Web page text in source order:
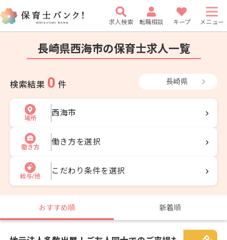
求人検索 転職相談 キープ メニュー
長崎県西海市の保育士求人一覧
検索結果 0 件 長崎県
場所
西海市
働き方
働き方を選択
給与/他
こだわり条件を選択
おすすめ順 新着順